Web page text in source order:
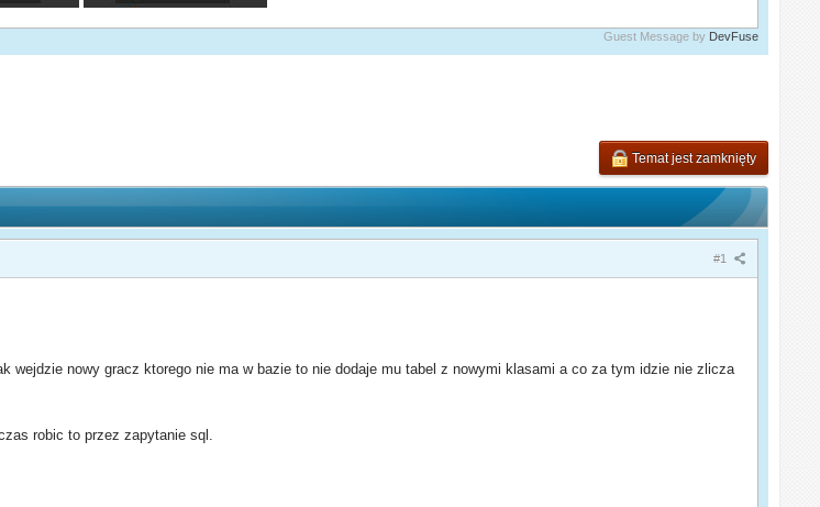
Guest Message by DevFuse
Temat jest zamknięty
#1
wejdzie nowy gracz ktorego nie ma w bazie to nie dodaje mu tabel z nowymi klasami a co za tym idzie nie zlicza
robic to przez zapytanie sql.